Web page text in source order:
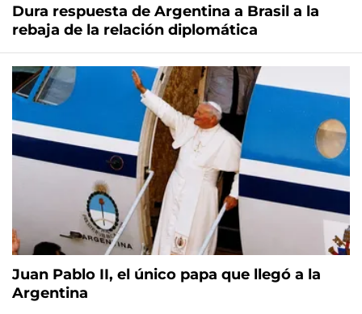
Dura respuesta de Argentina a Brasil a la
rebaja de la relación diplomática
Juan Pablo II, el único papa que llegó a la
Argentina